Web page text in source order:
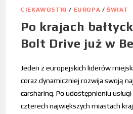
CIEKAWOSTKI / EUROPA /ŚWIAT
Po krajach
Bolt Drive już w
Jeden z europejskich liderów
coraz dynamiczniej rozwija swoją
carsharing. Po udostępnieniu
czterech największych miastach